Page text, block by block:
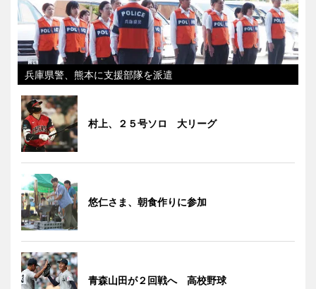
兵庫県警、熊本に支援部隊を派遣
村上、２５号ソロ 大リーグ
悠仁さま、朝食作りに参加
青森山田が２回戦へ 高校野球